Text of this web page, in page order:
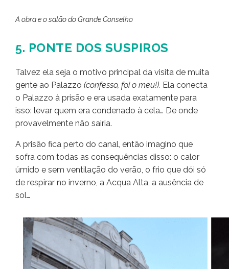
A obra e o salão do Grande Conselho
5. PONTE DOS SUSPIROS
Talvez ela seja o motivo principal da visita de muita
gente ao Palazzo (confesso, foi o meu!). Ela conecta
o Palazzo à prisão e era usada exatamente para
isso: levar quem era condenado à cela… De onde
provavelmente não sairia.
A prisão fica perto do canal, então imagino que
sofra com todas as consequências disso: o calor
úmido e sem ventilação do verão, o frio que dói só
de respirar no inverno, a Acqua Alta, a ausência de
sol…